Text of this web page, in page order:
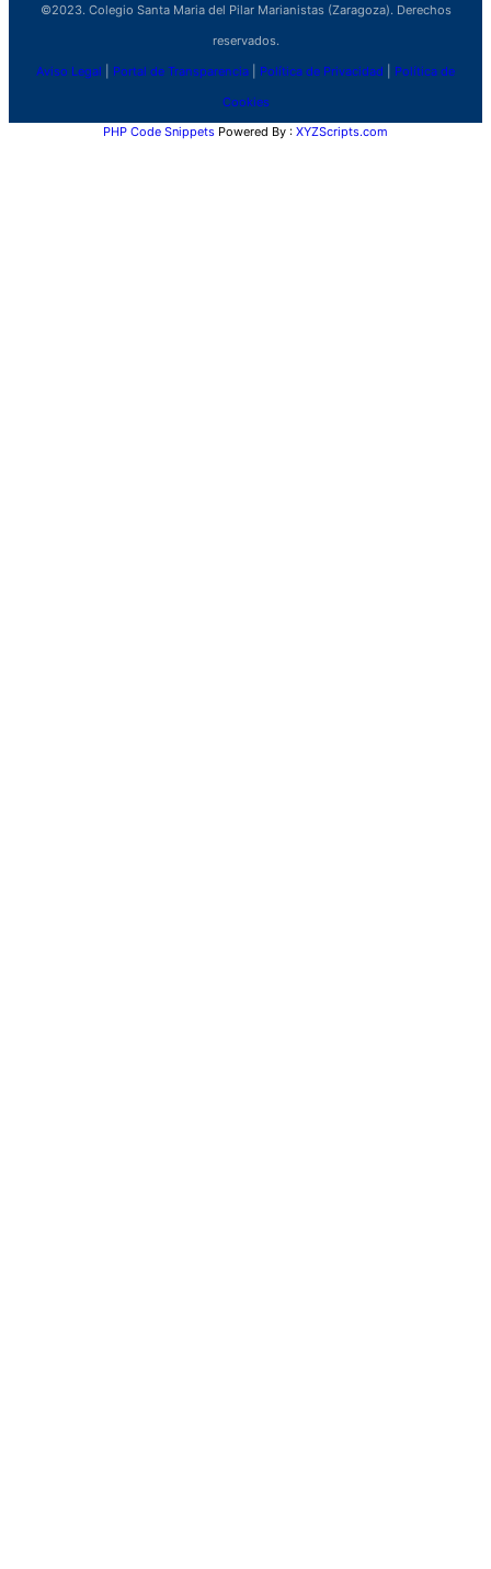
©2023. Colegio Santa Maria del Pilar Marianistas (Zaragoza). Derechos
reservados.
Aviso Legal Portal de Transparencia Política de Privacidad Política de
Cookies
PHP Code Snippets Powered By : XYZScripts.com